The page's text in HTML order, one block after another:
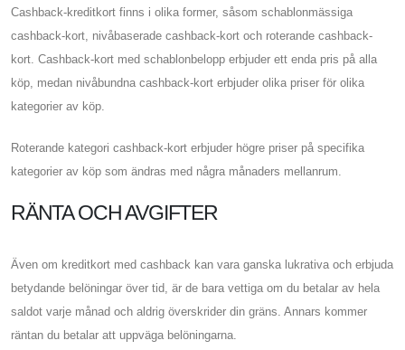
Cashback-kreditkort finns i olika former, såsom schablonmässiga
cashback-kort, nivåbaserade cashback-kort och roterande cashback-
kort. Cashback-kort med schablonbelopp erbjuder ett enda pris på alla
köp, medan nivåbundna cashback-kort erbjuder olika priser för olika
kategorier av köp.
Roterande kategori cashback-kort erbjuder högre priser på specifika
kategorier av köp som ändras med några månaders mellanrum.
RÄNTA OCH AVGIFTER
Även om kreditkort med cashback kan vara ganska lukrativa och erbjuda
betydande belöningar över tid, är de bara vettiga om du betalar av hela
saldot varje månad och aldrig överskrider din gräns. Annars kommer
räntan du betalar att uppväga belöningarna.